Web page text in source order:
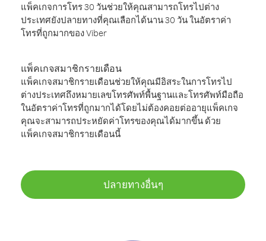
แพ็คเกจการโทร 30 วันช่วยให้คุณสามารถโทรไปต่าง
ประเทศยังปลายทางที่คุณเลือกได้นาน 30 วัน ในอัตราค่า
โทรที่ถูกมากของ Viber
แพ็คเกจสมาชิกรายเดือน
แพ็คเกจสมาชิกรายเดือนช่วยให้คุณมีอิสระในการโทรไป
ต่างประเทศถึงหมายเลขโทรศัพท์พื้นฐานและโทรศัพท์มือถือ
ในอัตราค่าโทรที่ถูกมากได้โดยไม่ต้องคอยต่ออายุแพ็คเกจ
คุณจะสามารถประหยัดค่าโทรของคุณได้มากขึ้น ด้วย
แพ็คเกจสมาชิกรายเดือนนี้
ปลายทางอื่นๆ